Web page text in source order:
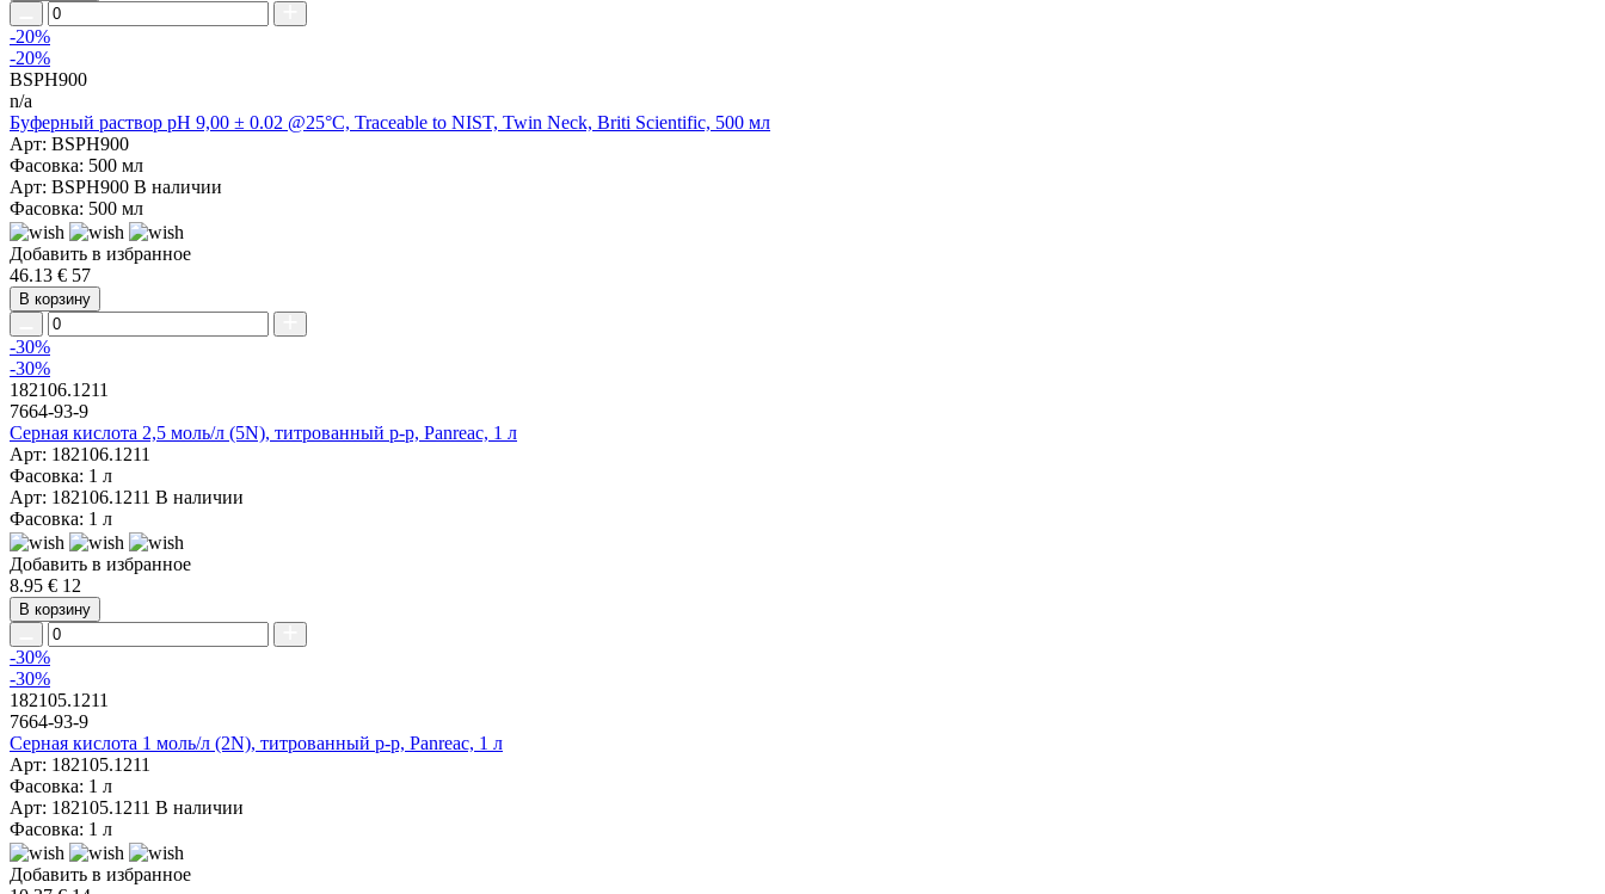
-20%
-20%
BSPH900
n/a
Буферный раствор pH 9,00 ± 0.02 @25°C, Traceable to NIST, Twin Neck, Briti Scientific, 500 мл
Арт: BSPH900
Фасовка: 500 мл
Арт: BSPH900 В наличии
Фасовка: 500 мл
Добавить в избранное
46.13 € 57
В корзину
-30%
-30%
182106.1211
7664-93-9
Серная кислота 2,5 моль/л (5N), титрованный р-р, Panreac, 1 л
Арт: 182106.1211
Фасовка: 1 л
Арт: 182106.1211 В наличии
Фасовка: 1 л
Добавить в избранное
8.95 € 12
В корзину
-30%
-30%
182105.1211
7664-93-9
Серная кислота 1 моль/л (2N), титрованный р-р, Panreac, 1 л
Арт: 182105.1211
Фасовка: 1 л
Арт: 182105.1211 В наличии
Фасовка: 1 л
Добавить в избранное